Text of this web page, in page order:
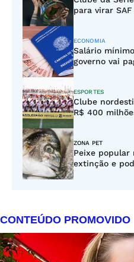
para virar
ECONOMIA
Salário
governo vai
ESPORTES
Clube
R$ 400
ZONA PET
Peixe popular
extinção e